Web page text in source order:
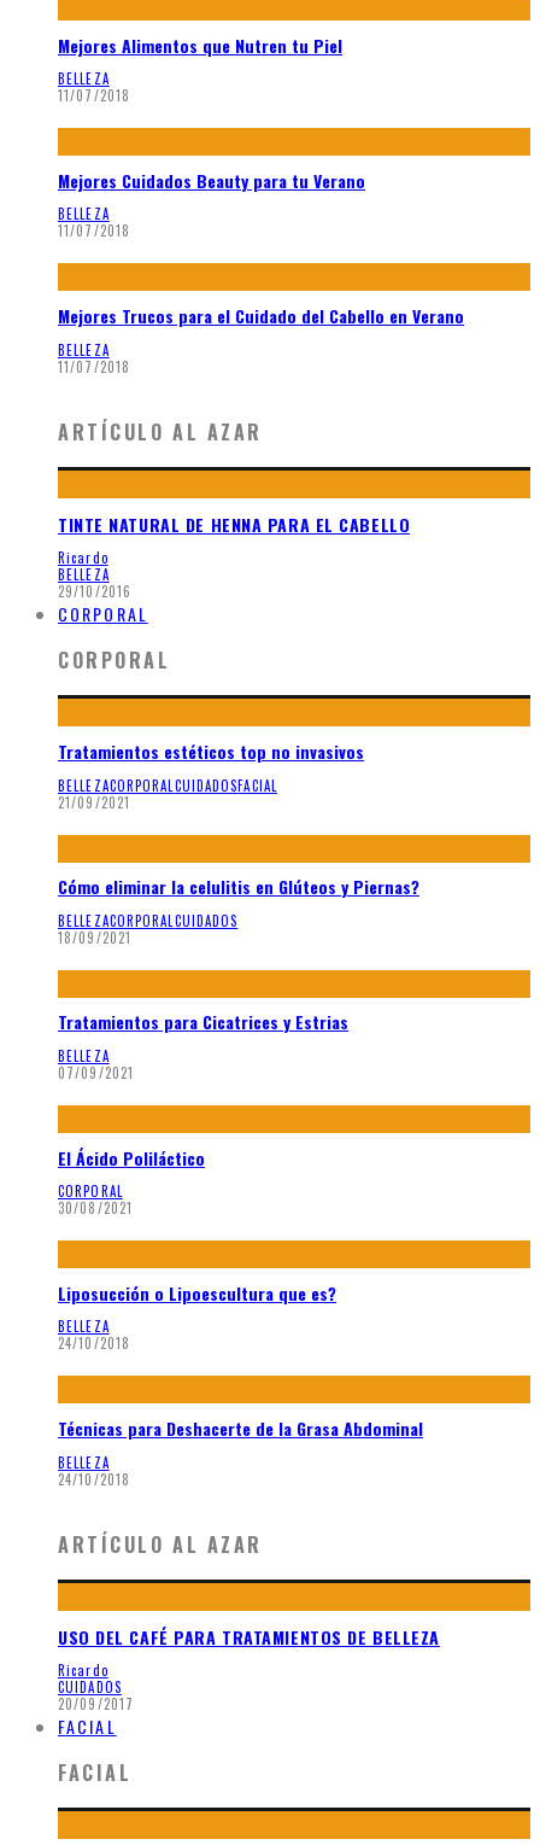
Mejores Alimentos que Nutren tu Piel
BELLEZA
11/07/2018
Mejores Cuidados Beauty para tu Verano
BELLEZA
11/07/2018
Mejores Trucos para el Cuidado del Cabello en Verano
BELLEZA
11/07/2018
ARTÍCULO AL AZAR
TINTE NATURAL DE HENNA PARA EL CABELLO
Ricardo
BELLEZA
29/10/2016
CORPORAL
CORPORAL
Tratamientos estéticos top no invasivos
BELLEZACORPORAL CUIDADOSFACIAL
21/09/2021
Cómo eliminar la celulitis en Glúteos y Piernas?
BELLEZACORPORAL CUIDADOS
18/09/2021
Tratamientos para Cicatrices y Estrias
BELLEZA
07/09/2021
El Ácido Poliláctico
CORPORAL
30/08/2021
Liposucción o Lipoescultura que es?
BELLEZA
24/10/2018
Técnicas para Deshacerte de la Grasa Abdominal
BELLEZA
24/10/2018
ARTÍCULO AL AZAR
USO DEL CAFÉ PARA TRATAMIENTOS DE BELLEZA
Ricardo
CUIDADOS
20/09/2017
FACIAL
FACIAL